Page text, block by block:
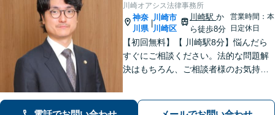
川崎オアシス法律事務所
神奈
川県
川崎市
川崎区
川崎駅 か
ら徒歩8分
営業時間：本
日定休日
【初回無料】【 川崎駅8分】悩んだら
すぐにご相談ください。法的な問題解
決はもちろん、ご相談者様のお気持ち
脚」の姿勢で解決まで伴走いたします